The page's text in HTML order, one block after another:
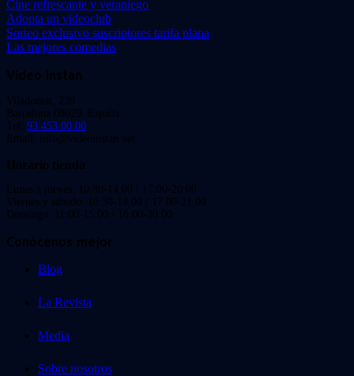
Cine refrescante y veraniego
Adopta un videoclub
Sorteo exclusivo suscriptores tarifa plana
Las mejores comedias
Video Instan
Viladomat, 239
Barcelona 08029. España.
Tel: 93 453 00 00
Email: info@videoinstan.net
Horario tienda
Lunes a jueves: 10:30-14:00 / 17:00-20:00
Viernes y sábado: 10:30-14:00 / 17:00-21:00
Domingo: 11:00-15:00 / 16:00-20:00
Conócenos mejor
Blog
La Revista
Media
Sobre nosotros